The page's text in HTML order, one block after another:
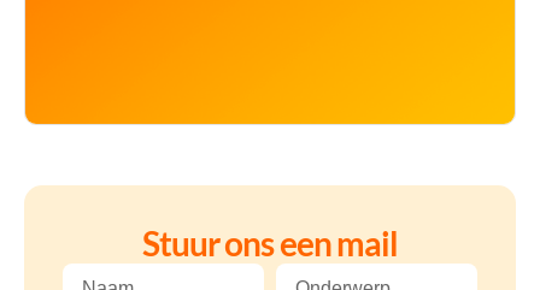
Stuur ons een mail